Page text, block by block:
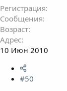
Регистрация
Сообщения
Возраст
Адрес
10 Июн 2010
#50